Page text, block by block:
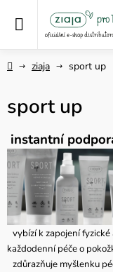
Domůziaja sport up
sport up
instantní
vybízí k zapojení
každodenní péče o
zdůrazňuje myšlenku